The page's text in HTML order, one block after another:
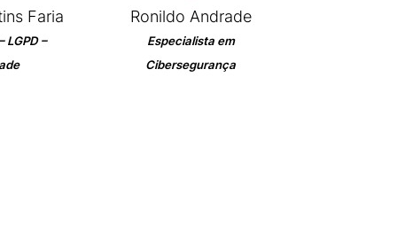
Faria
LGPD –
Ronildo Andrade
Especialista em
Cibersegurança